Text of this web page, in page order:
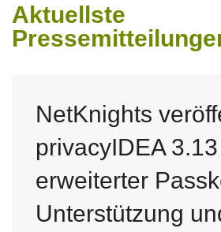
Aktuellste
NetKnights
privacyIDEA
erweiterter
Unterstützung